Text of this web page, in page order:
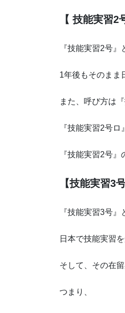
【 技能実習2
『技能実習2号
1年後もそのまま
また、呼び方は
『技能実習2号
『技能実習2号
【技能実習3号
『技能実習3号
日本で技能実習
そして、その在
つまり、